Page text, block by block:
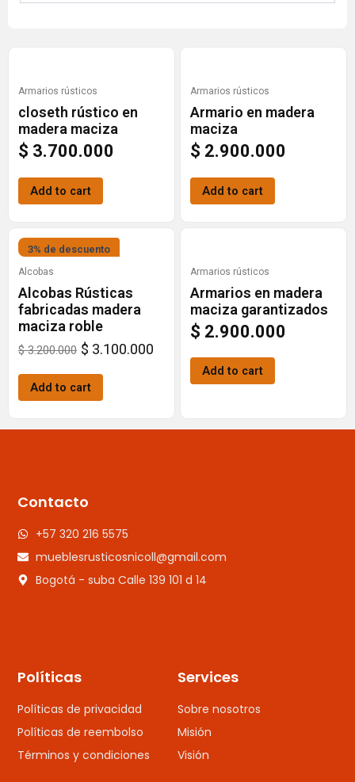
Armarios rústicos
closeth rústico en
madera maciza
$ 3.700.000
Add to cart
Armarios rústicos
Armario en madera
maciza
$ 2.900.000
Add to cart
3% de descuento
Alcobas
Alcobas Rústicas
fabricadas madera
maciza roble
$3.200.000
Original
was:
$ 3.200.000.
$ 3.100.000
price
$ 3.100.000.
Add to cart
Armarios rústicos
Armarios en madera
maciza garantizados
$ 2.900.000
Add to cart
Services
Sobre nosotros
Misión
Visión
Políticas
Políticas de privacidad
Políticas de reembolso
Términos y condiciones
Contacto
+57 320 216 5575
mueblesrusticosnicoll@gmail.com
Bogotá - suba Calle 139 101 d 14